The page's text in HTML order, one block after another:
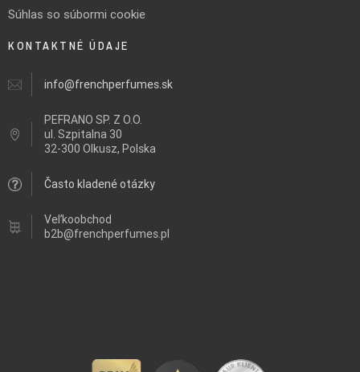
Súhlas so súbormi cookie
KONTAKTNÉ ÚDAJE
info@frenchperfumes.sk
PEFRANO SP. Z O.O.
ul. Szpitalna 30
32-300 Olkusz, Polska
Často kladené otázky
Veľkoobchod
b2b@frenchperfumes.pl